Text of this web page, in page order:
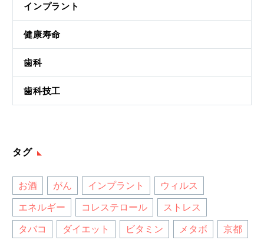
インプラント
健康寿命
歯科
歯科技工
タグ
お酒 がん インプラント
ウィルス
エネルギー
コレステロール
ストレス
タバコ
ダイエット ビタミン メタボ
京都